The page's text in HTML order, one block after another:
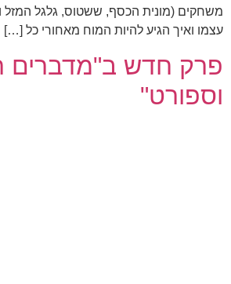
משחקים (מונית הכסף, ששטוס, גלגל המזל
עצמו ואיך הגיע להיות המוח מאחורי כל […]
פרק חדש ב"מדברים
וספורט"